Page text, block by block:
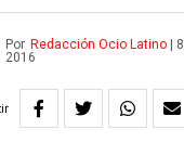
Por Redacción Ocio Latino
2016